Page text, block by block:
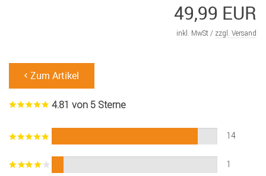
49,99 EUR
inkl. MwSt / zzgl. Versand
Zum Artikel
4.81 von 5 Sterne
14
1